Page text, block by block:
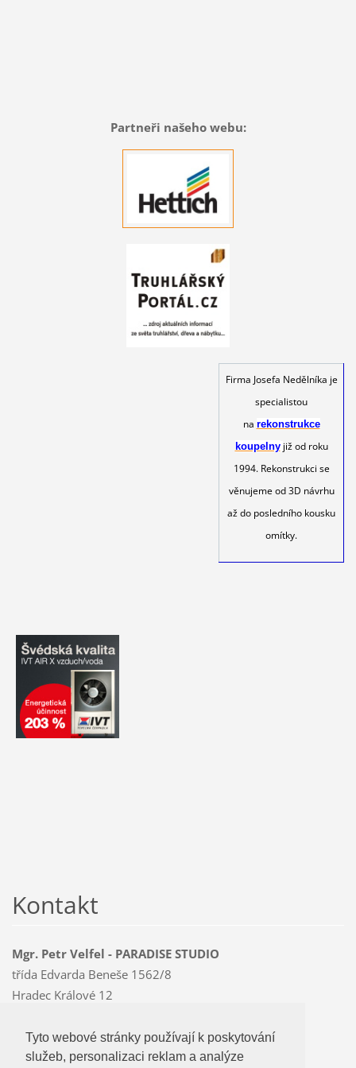
Tyto webové stránky používají k poskytování
služeb, personalizaci reklam a analýze
Tyto webové stránky používají k poskytování
služeb, personalizaci reklam a analýze
Partneři našeho webu:
Firma Josefa Nedělníka je
specialistou
na rekonstrukce
koupelny již od roku
1994. Rekonstrukci se
věnujeme od 3D návrhu
až do posledního kousku
omítky.
Kontakt
Mgr. Petr Velfel - PARADISE STUDIO
třída Edvarda Beneše 1562/8
Hradec Králové 12
Mobil: 603 478 763
paradise@czMEDIA.eu